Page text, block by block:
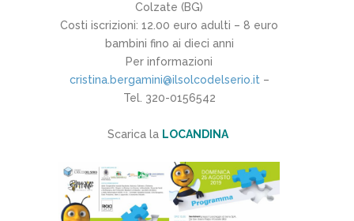
Colzate (BG)
Costi iscrizioni: 12.00 euro adulti – 8 euro
bambini fino ai dieci anni
Per informazioni
cristina.bergamini@ilsolcodelserio.it–
Tel. 320-0156542
Scarica la LOCANDINA